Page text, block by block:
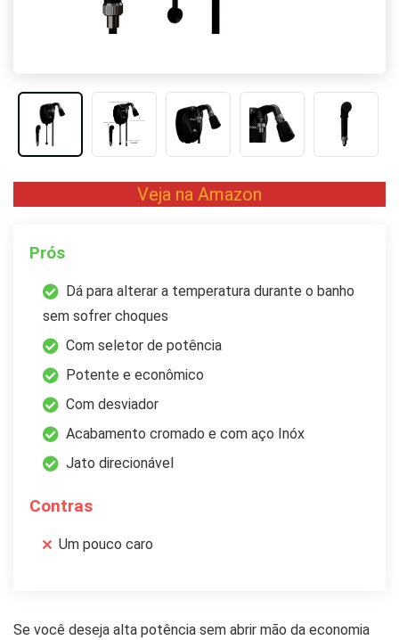
Veja na Amazon
Prós
Dá para alterar a temperatura durante o banho
sem sofrer choques
Com seletor de potência
Potente e econômico
Com desviador
Acabamento cromado e com aço Inóx
Jato direcionável
Contras
Um pouco caro
Se você deseja alta potência sem abrir mão da economia